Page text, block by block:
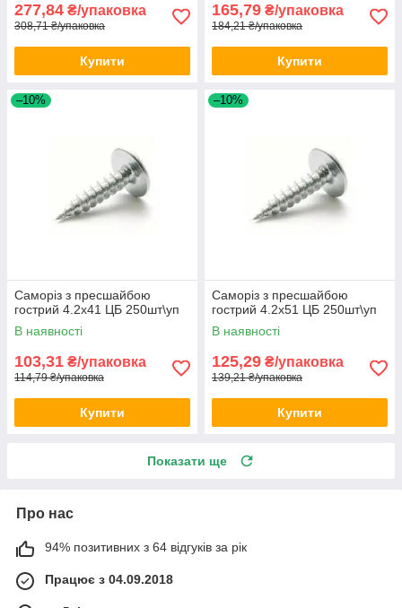
277,84 ₴/упаковка
308,71 ₴/упаковка
Купити
165,79 ₴/упаковка
184,21 ₴/упаковка
Купити
–10%
Саморіз з пресшайбою
гострий 4.2х41 ЦБ 250шт\уп
В наявності
103,31 ₴/упаковка
114,79 ₴/упаковка
Купити
–10%
Саморіз з пресшайбою
гострий 4.2х51 ЦБ 250шт\уп
В наявності
125,29 ₴/упаковка
139,21 ₴/упаковка
Купити
Показати ще
Про нас
94% позитивних з 64 відгуків за рік
Працює з 04.09.2018